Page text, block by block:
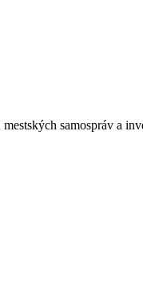
samospráv a